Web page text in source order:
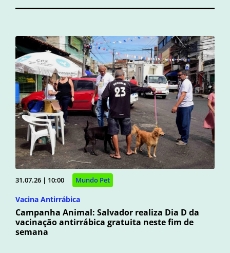
31.07.26 | 10:00 Mundo Pet
Vacina Antirrábica
Campanha Animal: Salvador realiza Dia D da
vacinação antirrábica gratuita neste fim de
semana